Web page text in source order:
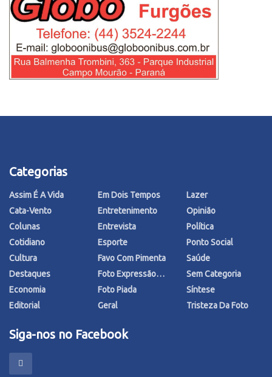
Categorias
Assim É A Vida
Cata-Vento
Colunas
Cotidiano
Cultura
Destaques
Economia
Editorial
Em Dois Tempos
Entretenimento
Entrevista
Esporte
Favo Com Pimenta
Foto Expressão…
Foto Piada
Geral
Lazer
Opinião
Política
Ponto Social
Saúde
Sem Categoria
Síntese
Tristeza Da Foto
Siga-nos no Facebook